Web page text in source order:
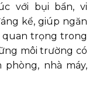
với bụi bẩn, vi
kể, giúp ngăn
quan trọng trong
môi trường có
nhà máy,